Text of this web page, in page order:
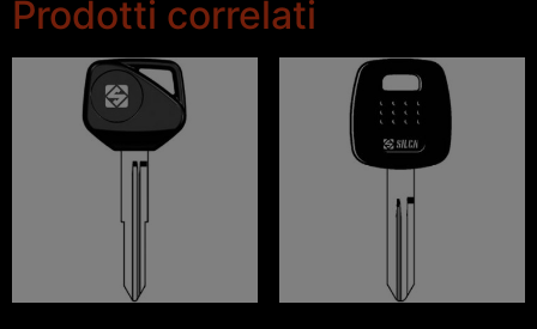
Prodotti correlati